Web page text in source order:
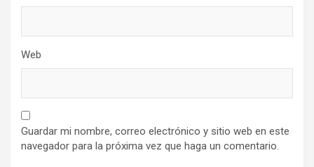
Web
Guardar mi nombre, correo electrónico y sitio web en este
navegador para la próxima vez que haga un comentario.